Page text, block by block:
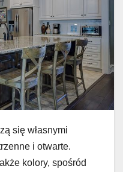
się własnymi
i otwarte.
kolory, spośród